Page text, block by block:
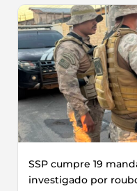
SSP cumpre 19
investigado por